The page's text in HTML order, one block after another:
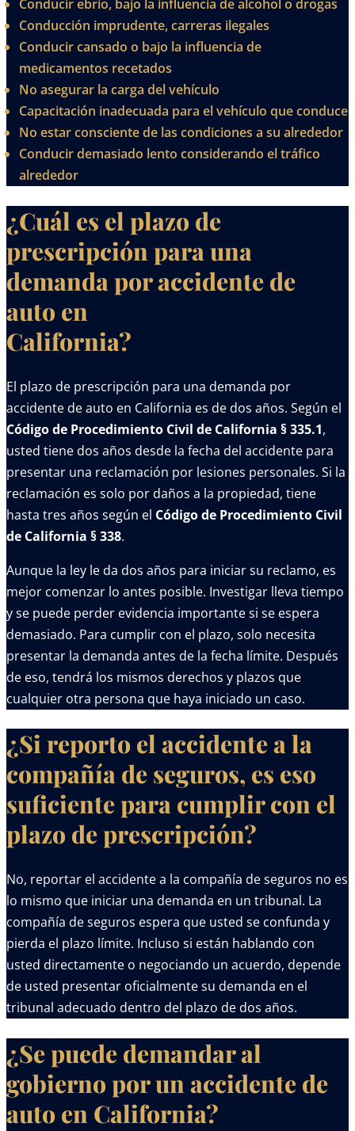
Conducir ebrio, bajo la influencia de alcohol o drogas
Conducción imprudente, carreras ilegales
Conducir cansado o bajo la influencia de
medicamentos recetados
No asegurar la carga del vehículo
Capacitación inadecuada para el vehículo que conduce
No estar consciente de las condiciones a su alrededor
Conducir demasiado lento considerando el tráfico
alrededor
¿Cuál es el plazo de
prescripción para una
demanda por accidente de
auto en
California?
El plazo de prescripción para una demanda por
accidente de auto en California es de dos años. Según el
Código de Procedimiento Civil de California § 335.1,
usted tiene dos años desde la fecha del accidente para
presentar una reclamación por lesiones personales. Si la
reclamación es solo por daños a la propiedad, tiene
hasta tres años según el Código de Procedimiento Civil
de California § 338.
Aunque la ley le da dos años para iniciar su reclamo, es
mejor comenzar lo antes posible. Investigar lleva tiempo
y se puede perder evidencia importante si se espera
demasiado. Para cumplir con el plazo, solo necesita
presentar la demanda antes de la fecha límite. Después
de eso, tendrá los mismos derechos y plazos que
cualquier otra persona que haya iniciado un caso.
¿Si reporto el accidente a la
compañía de seguros, es eso
suficiente para cumplir con el
plazo de prescripción?
No, reportar el accidente a la compañía de seguros no es
lo mismo que iniciar una demanda en un tribunal. La
compañía de seguros espera que usted se confunda y
pierda el plazo límite. Incluso si están hablando con
usted directamente o negociando un acuerdo, depende
de usted presentar oficialmente su demanda en el
tribunal adecuado dentro del plazo de dos años.
¿Se puede demandar al
gobierno por un accidente de
auto en California?